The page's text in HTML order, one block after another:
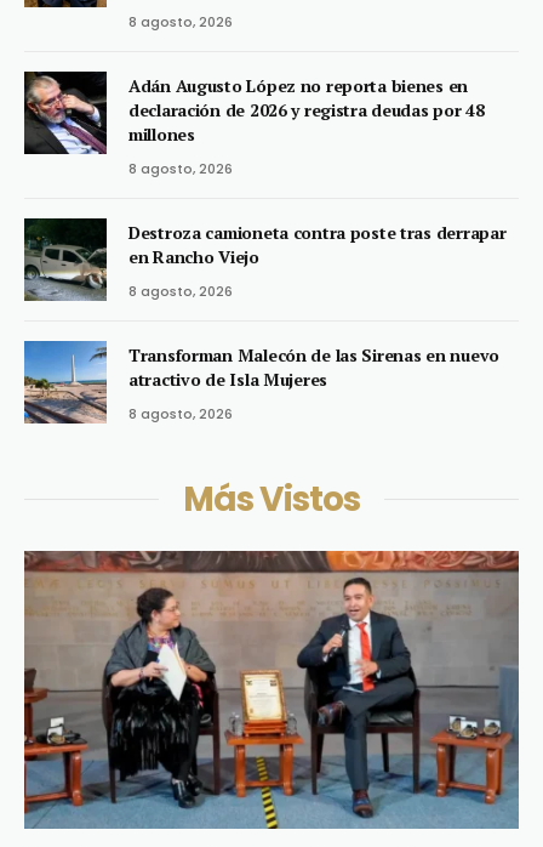
8 agosto, 2026
Adán Augusto López no reporta bienes en
declaración de 2026 y registra deudas por 48
millones
8 agosto, 2026
Destroza camioneta contra poste tras derrapar
en Rancho Viejo
8 agosto, 2026
Transforman Malecón de las Sirenas en nuevo
atractivo de Isla Mujeres
8 agosto, 2026
Más Vistos